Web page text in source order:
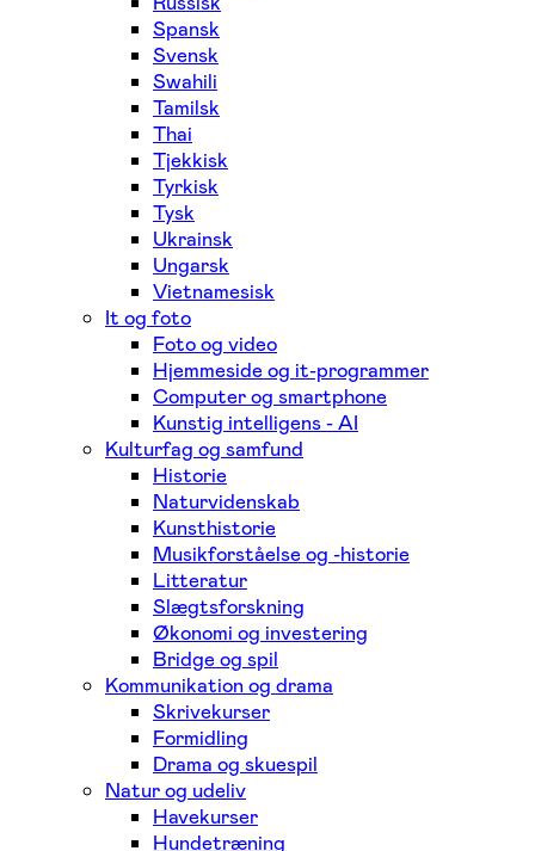
Spansk
Svensk
Swahili
Tamilsk
Thai
Tjekkisk
Tyrkisk
Tysk
Ukrainsk
Ungarsk
Vietnamesisk
It og foto
Foto og video
Hjemmeside og it-programmer
Computer og smartphone
Kunstig intelligens - AI
Kulturfag og samfund
Historie
Naturvidenskab
Kunsthistorie
Musikforståelse og -historie
Litteratur
Slægtsforskning
Økonomi og investering
Bridge og spil
Kommunikation og drama
Skrivekurser
Formidling
Drama og skuespil
Natur og udeliv
Havekurser
Hundetræning